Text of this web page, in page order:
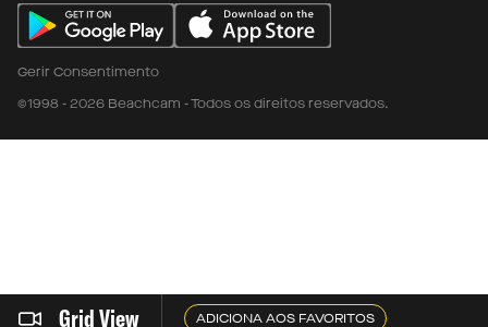
Grid View ADICIONA AOS FAVORITOS
Gerir Consentimento
©1998 - 2026 Beachcam - Todos os direitos reservados.